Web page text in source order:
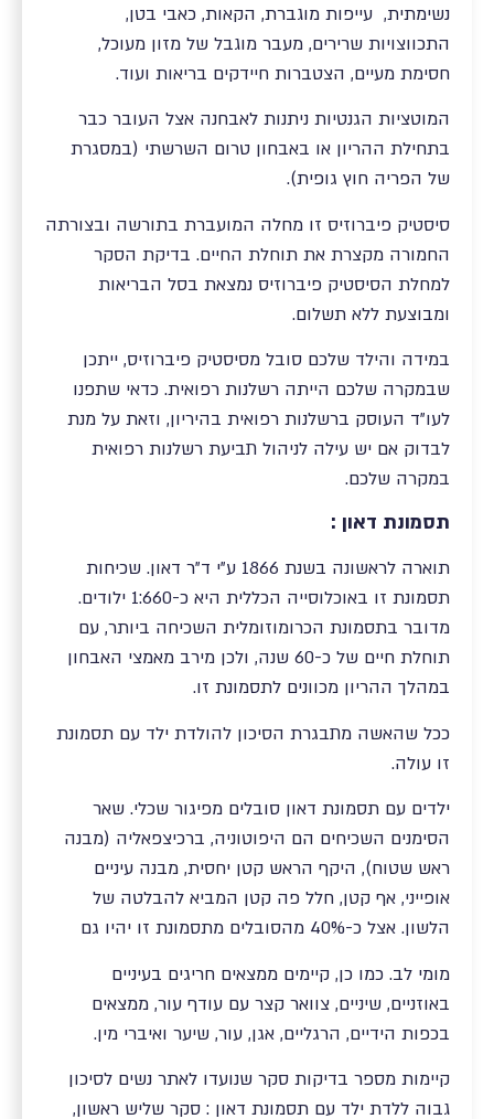
נשימתית, עייפות מוגברת, הקאות, כאבי בטן,
התכווצויות שרירים, מעבר מוגבל של מזון מעוכל,
חסימת מעיים, הצטברות חיידקים בריאות ועוד.
המוטציות הגנטיות ניתנות לאבחנה אצל העובר כבר
בתחילת ההריון או באבחון טרום השרשתי (במסגרת
של הפריה חוץ גופית).
סיסטיק פיברוזיס זו מחלה המועברת בתורשה ובצורתה
החמורה מקצרת את תוחלת החיים. בדיקת הסקר
למחלת הסיסטיק פיברוזיס נמצאת בסל הבריאות
ומבוצעת ללא תשלום.
במידה והילד שלכם סובל מסיסטיק פיברוזיס, ייתכן
שבמקרה שלכם הייתה רשלנות רפואית. כדאי שתפנו
לעו"ד העוסק ברשלנות רפואית בהיריון, וזאת על מנת
לבדוק אם יש עילה לניהול תביעת רשלנות רפואית
במקרה שלכם.
תסמונת דאון :
תוארה לראשונה בשנת 1866 ע"י ד"ר דאון. שכיחות
תסמונת זו באוכלוסייה הכללית היא כ-1:660 ילודים.
מדובר בתסמונת הכרומוזומלית השכיחה ביותר, עם
תוחלת חיים של כ-60 שנה, ולכן מירב מאמצי האבחון
במהלך ההריון מכוונים לתסמונת זו.
ככל שהאשה מתבגרת הסיכון להולדת ילד עם תסמונת
זו עולה.
ילדים עם תסמונת דאון סובלים מפיגור שכלי. שאר
הסימנים השכיחים הם היפוטוניה, ברכיצפאליה (מבנה
ראש שטוח), היקף הראש קטן יחסית, מבנה עיניים
אופייני, אף קטן, חלל פה קטן המביא להבלטה של
הלשון. אצל כ-40% מהסובלים מתסמונת זו יהיו גם
מומי לב. כמו כן, קיימים ממצאים חריגים בעיניים
באוזניים, שיניים, צוואר קצר עם עודף עור, ממצאים
בכפות הידיים, הרגליים, אגן, עור, שיער ואיברי מין.
קיימות מספר בדיקות סקר שנועדו לאתר נשים לסיכון
גבוה ללדת ילד עם תסמונת דאון : סקר שליש ראשון,